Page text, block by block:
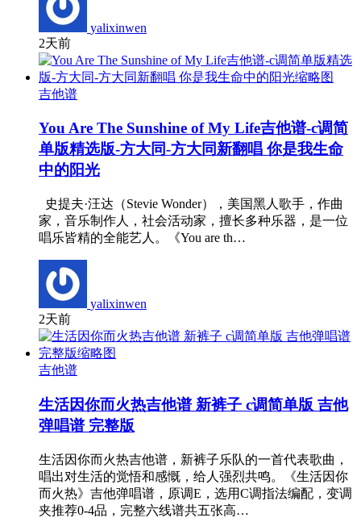
yalixinwen
2天前
吉他谱
You Are The Sunshine of My Life吉他谱-c调简
单版精选版-方大同-方大同新翻唱 你是我生命
中的阳光
史提夫·汪达（Stevie Wonder），美国黑人歌手，作曲
家，音乐制作人，社会活动家，擅长多种乐器，是一位
唱乐皆精的全能艺人。《You are th…
yalixinwen
2天前
吉他谱
生活因你而火热吉他谱 新裤子 c调简单版 吉他
弹唱谱 完整版
生活因你而火热吉他谱，新裤子乐队的一首代表歌曲，
唱出对生活的觉悟和感慨，给人强烈共鸣。《生活因你
而火热》吉他弹唱谱，原调E，选用C调指法编配，变调
夹推荐0-4品，完整六线谱共五张高…